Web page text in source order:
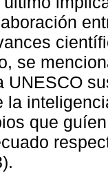
se
UNESCO
la
que